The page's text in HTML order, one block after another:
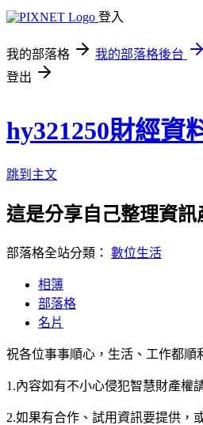
登入
我的部落格 我的部落格後台
登出
hy321250財經資
跳到主文
這是分享自己整理資
部落格全站分類： 數位生活
相簿
部落格
名片
祝各位事事順心，生活、工作都順
1.內容如有不小心侵犯智慧財產權
2.如果有合作、試用資訊要提供，